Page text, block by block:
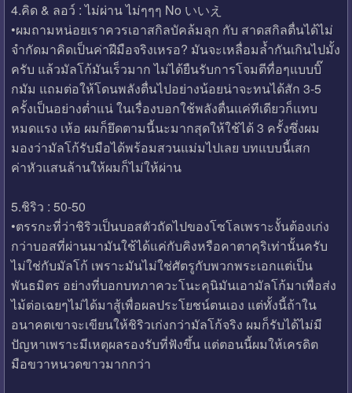
4.คิด & ลอว์ : ไม่ผ่าน ไม่ๆๆๆ No いいえ
•ผมถามหน่อยเราควรเอาสกิลบัคล้มลุก กับ สาดสกิลตื่นได้ไม่
จำกัดมาคิดเป็นค่าฝีมือจริงเหรอ? มันจะเหลื่อมล้ำกันเกินไปมั้ง
ครับ แล้วมัลโก้มันเร็วมาก ไม่ได้ยืนรับการโจมตีทื่อๆแบบบิ๊
กมัม แถมต่อให้โดนพลังตื่นไปอย่างน้อยน่าจะทนได้สัก 3-5
ครั้งเป็นอย่างต่ำแน่ ในเรื่องบอกใช้พลังตื่นแค่ทีเดียวก็แทบ
หมดแรง เห้อ ผมก็ยึดตามนี้นะมากสุดให้ใช้ได้ 3 ครั้งซึ่งผม
มองว่ามัลโก้รับมือได้พร้อมสวนแม่มไปเลย บทแบบนี้เสก
ค่าหัวแสนล้านให้ผมก็ไม่ให้ผ่าน
5.ชิริว : 50-50
•ตรรกะที่ว่าชิริวเป็นบอสตัวถัดไปของโซโลเพราะงั้นต้องเก่ง
กว่าบอสที่ผ่านมามันใช้ได้แค่กับคิงหรือคาตาคุริเท่านั้นครับ
ไม่ใช่กับมัลโก้ เพราะมันไม่ใช่ศัตรูกับพวกพระเอกแต่เป็น
พันธมิตร อย่างที่บอกบทภาควะโนะคุนิมันเอามัลโก้มาเพื่อส่ง
ไม้ต่อเฉยๆไม่ได้มาสู้เพื่อผลประโยชน์ตนเอง แต่ทั้งนี้ถ้าใน
อนาคตเขาจะเขียนให้ชิริวเก่งกว่ามัลโก้จริง ผมก็รับได้ไม่มี
ปัญหาเพราะมีเหตุผลรองรับที่ฟังขึ้น แต่ตอนนี้ผมให้เครดิต
มือขวาหนวดขาวมากกว่า